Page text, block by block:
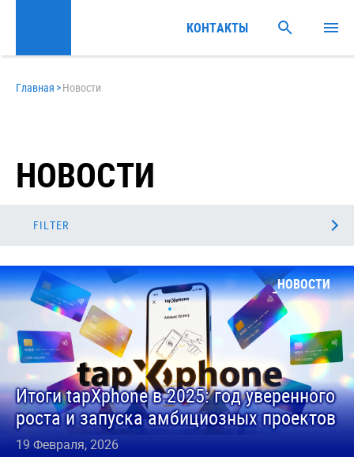
Главная >Новости
НОВОСТИ
FILTER
НОВОСТИ
Итоги tapXphone в 2025: год уверенного
роста и запуска амбициозных проектов
19 Февраля, 2026
КОНТАКТЫ